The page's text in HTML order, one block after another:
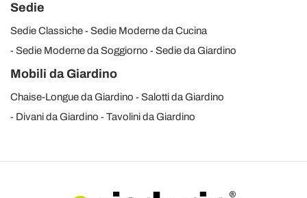
Sedie
Sedie Classiche
Sedie Moderne da Cucina
Sedie Moderne da Soggiorno
Sedie da Giardino
Mobili da Giardino
Chaise-Longue da Giardino
Salotti da Giardino
Divani da Giardino
Tavolini da Giardino